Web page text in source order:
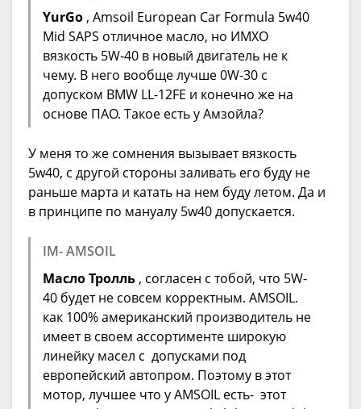
YurGo , Amsoil European Car Formula 5w40
Mid SAPS отличное масло, но ИМХО
вязкость 5W-40 в новый двигатель не к
чему. В него вообще лучше 0W-30 c
допуском BMW LL-12FE и конечно же на
основе ПАО. Такое есть у Амзойла?
У меня то же сомнения вызывает вязкость
5w40, с другой стороны заливать его буду не
раньше марта и катать на нем буду летом. Да и
в принципе по мануалу 5w40 допускается.
IM- AMSOIL
Масло Тролль , согласен с тобой, что 5W-
40 будет не совсем корректным. AMSOIL.
как 100% американский производитель не
имеет в своем ассортименте широкую
линейку масел с допусками под
европейский автопром. Поэтому в этот
мотор, лучшее что у AMSOIL есть- этот